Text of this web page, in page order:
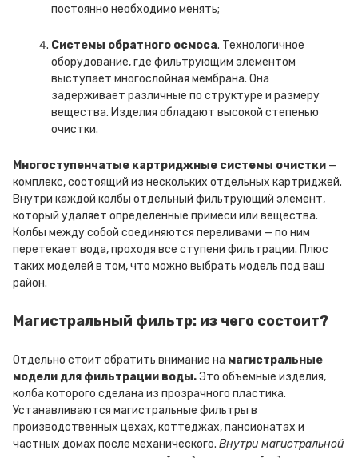
постоянно необходимо менять;
Системы обратного осмоса. Технологичное
оборудование, где фильтрующим элементом
выступает многослойная мембрана. Она
задерживает различные по структуре и размеру
вещества. Изделия обладают высокой степенью
очистки.
Многоступенчатые картриджные системы очистки —
комплекс, состоящий из нескольких отдельных картриджей.
Внутри каждой колбы отдельный фильтрующий элемент,
который удаляет определенные примеси или вещества.
Колбы между собой соединяются переливами — по ним
перетекает вода, проходя все ступени фильтрации. Плюс
таких моделей в том, что можно выбрать модель под ваш
район.
Магистральный фильтр: из чего состоит?
Отдельно стоит обратить внимание на магистральные
модели для фильтрации воды.Это объемные изделия,
колба которого сделана из прозрачного пластика.
Устанавливаются магистральные фильтры в
производственных цехах, коттеджах, пансионатах и
частных домах после механического. Внутри магистральной